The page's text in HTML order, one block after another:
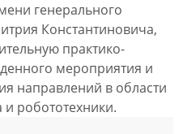
генерального
Константиновича,
практико-
мероприятия и
направлений в области
и робототехники.